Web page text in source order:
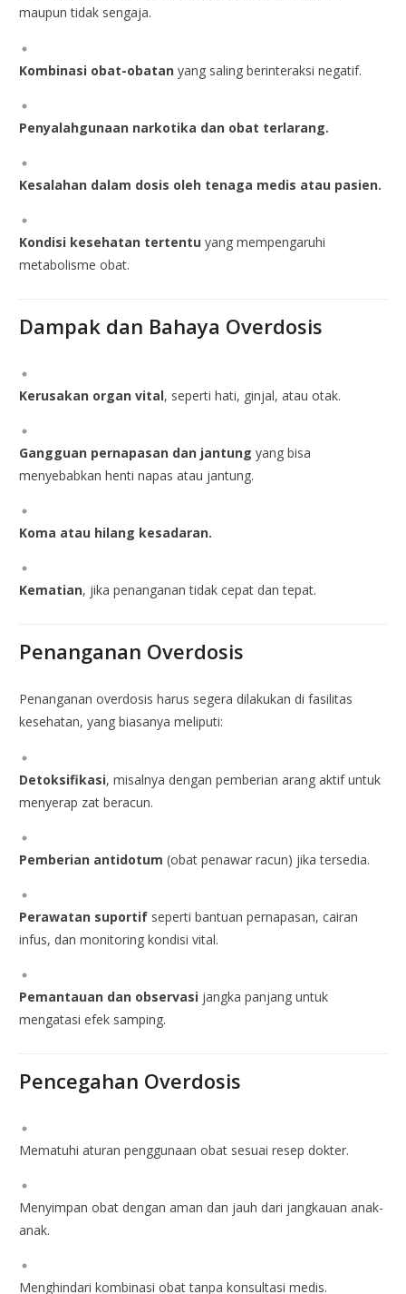
maupun tidak sengaja.
Kombinasi obat-obatan yang saling berinteraksi negatif.
Penyalahgunaan narkotika dan obat terlarang.
Kesalahan dalam dosis oleh tenaga medis atau pasien.
Kondisi kesehatan tertentu yang mempengaruhi
metabolisme obat.
Dampak dan Bahaya Overdosis
Kerusakan organ vital, seperti hati, ginjal, atau otak.
Gangguan pernapasan dan jantung yang bisa
menyebabkan henti napas atau jantung.
Koma atau hilang kesadaran.
Kematian, jika penanganan tidak cepat dan tepat.
Penanganan Overdosis
Penanganan overdosis harus segera dilakukan di fasilitas
kesehatan, yang biasanya meliputi:
Detoksifikasi, misalnya dengan pemberian arang aktif untuk
menyerap zat beracun.
Pemberian antidotum (obat penawar racun) jika tersedia.
Perawatan suportif seperti bantuan pernapasan, cairan
infus, dan monitoring kondisi vital.
Pemantauan dan observasi jangka panjang untuk
mengatasi efek samping.
Pencegahan Overdosis
Mematuhi aturan penggunaan obat sesuai resep dokter.
Menyimpan obat dengan aman dan jauh dari jangkauan anak-
anak.
Menghindari kombinasi obat tanpa konsultasi medis.